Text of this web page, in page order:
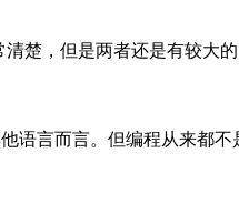
楚，但是两者还是有较大的
语言而言。但编程从来都